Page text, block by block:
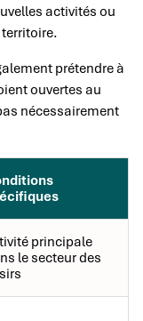
activités ou
prétendre à
ouvertes au
nécessairement
principale
le secteur des